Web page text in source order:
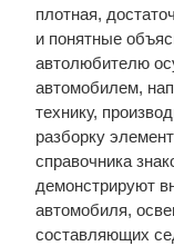
плотная,
и понятные
автолюбителю
автомобилем,
технику,
разборку
справочника
демонстрируют
автомобиля,
составляющих